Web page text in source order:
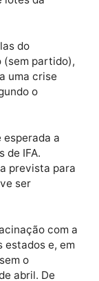
chega ao
remessa de
a 5 milhões.
devem
Isso
paralisada
falas do
(sem
segundo o